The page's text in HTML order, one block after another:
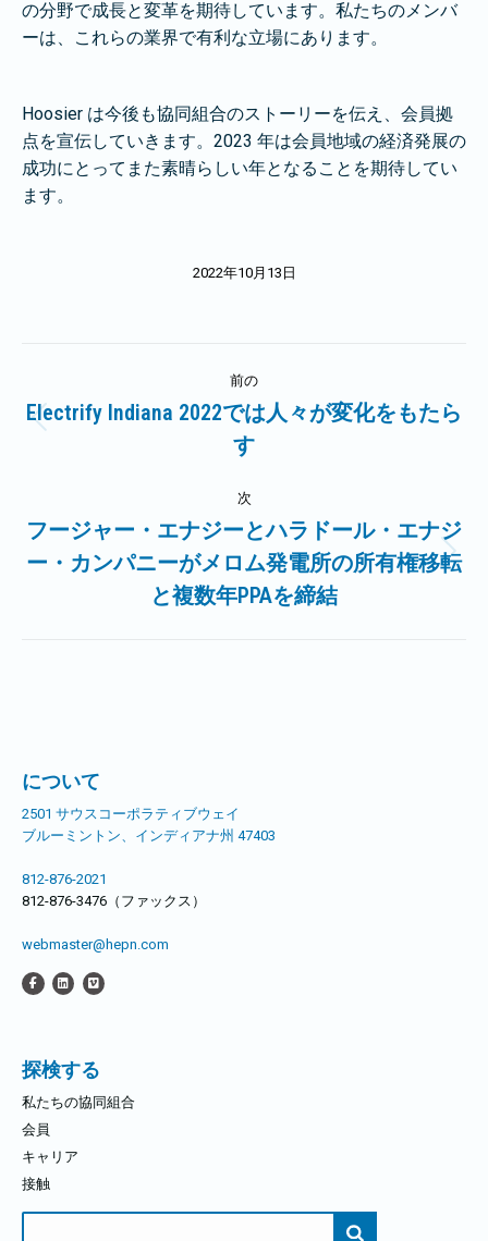
の分野で成長と変革を期待しています。私たちのメンバ
ーは、これらの業界で有利な立場にあります。
Hoosier は今後も協同組合のストーリーを伝え、会員拠
点を宣伝していきます。2023 年は会員地域の経済発展の
成功にとってまた素晴らしい年となることを期待してい
ます。
2022年10月13日
稿
ゲ
前の
前
の
事:
Electrify Indiana 2022では人々が変化をもたら
す
次
次
の
フージャー・エナジーとハラドール・エナジ
ー・カンパニーがメロム発電所の所有権移転
と複数年PPAを締結
について
2501 サウスコーポラティブウェイ
ブルーミントン、インディアナ州 47403
812-876-2021
812-876-3476（ファックス）
webmaster@hepn.com
探検する
私たちの協同組合
会員
キャリア
接触